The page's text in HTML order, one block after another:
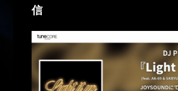
https://t.livepocket.jp/e/
信